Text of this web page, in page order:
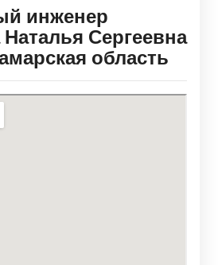
инженер
Сергеевна
область